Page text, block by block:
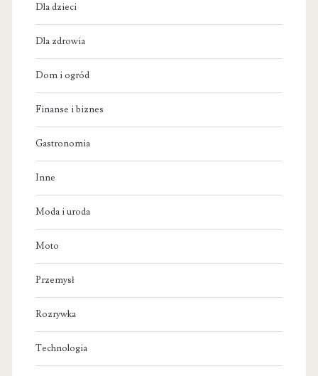
Dla dzieci
Dla zdrowia
Dom i ogród
Finanse i biznes
Gastronomia
Inne
Moda i uroda
Moto
Przemysł
Rozrywka
Technologia